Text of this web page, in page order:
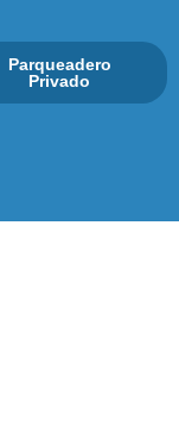
Parqueadero
Privado